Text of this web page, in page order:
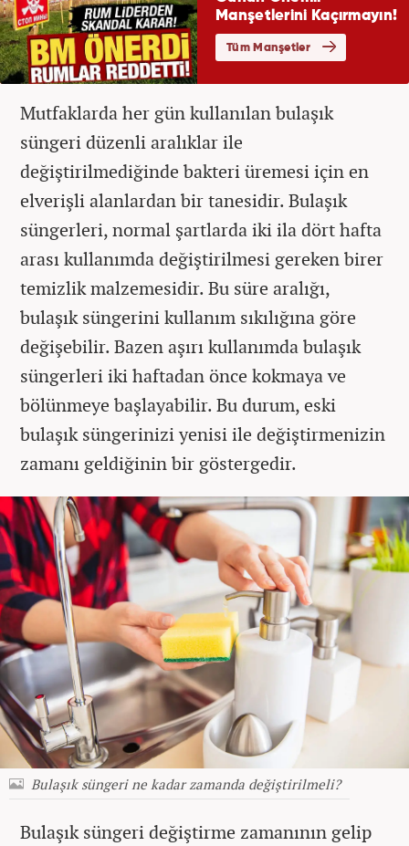
Mutfaklarda her gün kullanılan bulaşık
süngeri düzenli aralıklar ile
değiştirilmediğinde bakteri üremesi için en
elverişli alanlardan bir tanesidir. Bulaşık
süngerleri, normal şartlarda iki ila dört hafta
arası kullanımda değiştirilmesi gereken birer
temizlik malzemesidir. Bu süre aralığı,
bulaşık süngerini kullanım sıkılığına göre
değişebilir. Bazen aşırı kullanımda bulaşık
süngerleri iki haftadan önce kokmaya ve
bölünmeye başlayabilir. Bu durum, eski
bulaşık süngerinizi yenisi ile değiştirmenizin
zamanı geldiğinin bir göstergedir.
Bulaşık süngeri ne kadar zamanda değiştirilmeli?
Bulaşık süngeri değiştirme zamanının gelip